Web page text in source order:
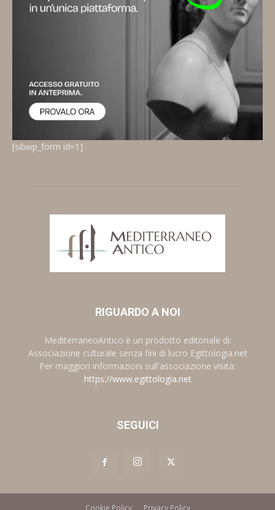
[sibwp_form id=1]
RIGUARDO A NOI
MediterraneoAntico è un prodotto editoriale di:
Associazione culturale senza fini di lucro Egittologia.net
Per maggiori informazioni sull'associazione visita:
https://www.egittologia.net
SEGUICI